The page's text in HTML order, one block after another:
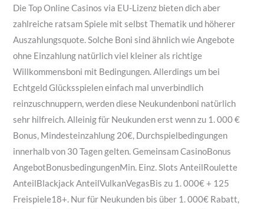
Die Top Online Casinos via EU-Lizenz bieten dich aber
zahlreiche ratsam Spiele mit selbst Thematik und höherer
Auszahlungsquote. Solche Boni sind ähnlich wie Angebote
ohne Einzahlung natürlich viel kleiner als richtige
Willkommensboni mit Bedingungen. Allerdings um bei
Echtgeld Glücksspielen einfach mal unverbindlich
reinzuschnuppern, werden diese Neukundenboni natürlich
sehr hilfreich. Alleinig für Neukunden erst wenn zu 1. 000 €
Bonus, Mindesteinzahlung 20€, Durchspielbedingungen
innerhalb von 30 Tagen gelten. Gemeinsam CasinoBonus
AngebotBonusbedingungenMin. Einz. Slots AnteilRoulette
AnteilBlackjack AnteilVulkanVegasBis zu 1. 000€ + 125
Freispiele18+. Nur für Neukunden bis über 1. 000€ Rabatt,